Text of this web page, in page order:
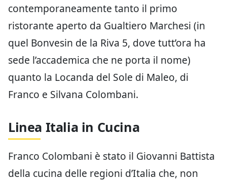
contemporaneamente tanto il primo
ristorante aperto da Gualtiero Marchesi (in
quel Bonvesin de la Riva 5, dove tutt’ora ha
sede l’accademica che ne porta il nome)
quanto la Locanda del Sole di Maleo, di
Franco e Silvana Colombani.
Linea Italia in Cucina
Franco Colombani è stato il Giovanni Battista
della cucina delle regioni d’Italia che, non